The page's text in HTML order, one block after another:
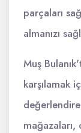
parçaları
almanızı
Muş
karşılamak